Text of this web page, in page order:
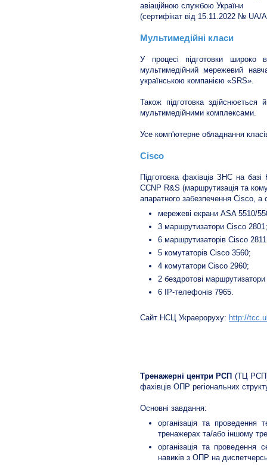
авіаційною службою України
(сертифікат від 15.11.2022 № UA/
Мультимедійні класи
У процесі підготовки широко
мультимедійний мережевий
українською компанією «SRS».
Також підготовка
мультимедійними комплексами.
Усе комп'ютерне обладнання
Cisco
Підготовка фахівців ЗНС на
CCNP R&S (маршрутизація та
апаратного забезпечення Cisco, а
мережеві екрани ASA 5510/
3 маршрутизатори Cisco 2801;
6 маршрутизаторів Cisco
5 комутаторів Cisco 3560;
4 комутатори Cisco 2960;
2 бездротові
6 ІР-телефонів 7965.
Сайт НСЦ Украероруху: http://
Тренажерні центри РСП (ТЦ РСП)
фахівців ОПР регіональних
Основні завдання:
організація та проведення
тренажерах та/або іншому
організація та проведення
навиків з ОПР на